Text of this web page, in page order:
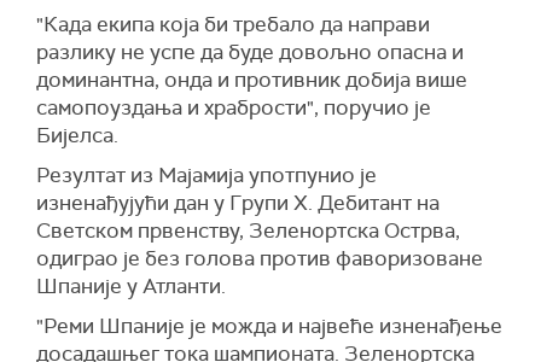
"Када екипа која би требало да направи
разлику не успе да буде довољно опасна и
доминантна, онда и противник добија више
самопоуздања и храбрости", поручио је
Бијелса.
Резултат из Мајамија употпунио је
изненађујући дан у Групи Х. Дебитант на
Светском првенству, Зеленортска Острва,
одиграо је без голова против фаворизоване
Шпаније у Атланти.
"Реми Шпаније је можда и највеће изненађење
досадашњег тока шампионата. Зеленортска